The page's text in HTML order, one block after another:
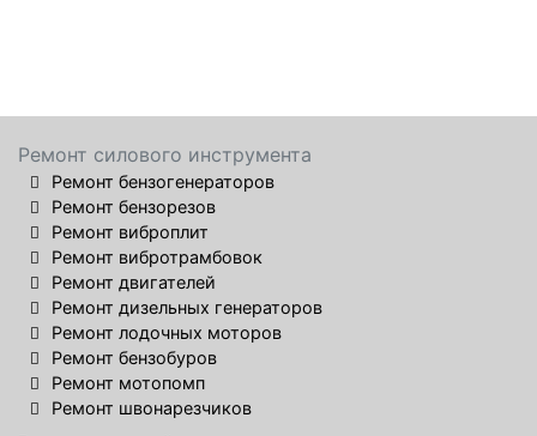
Ремонт силового инструмента
Ремонт бензогенераторов
Ремонт бензорезов
Ремонт виброплит
Ремонт вибротрамбовок
Ремонт двигателей
Ремонт дизельных генераторов
Ремонт лодочных моторов
Ремонт бензобуров
Ремонт мотопомп
Ремонт швонарезчиков